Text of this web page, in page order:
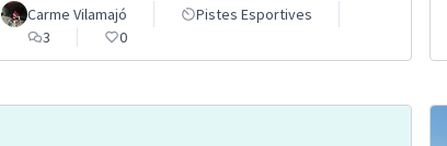
Carme Vilamajó
Pistes Esportives
3
0